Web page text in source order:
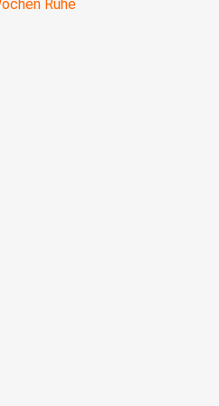
Ruhe